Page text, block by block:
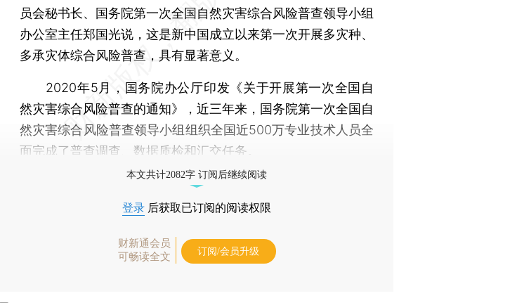
员会秘书长、国务院第一次全国自然灾害综合风险普查领导小组
办公室主任郑国光说，这是新中国成立以来第一次开展多灾种、
多承灾体综合风险普查，具有显著意义。
2020年5月，国务院办公厅印发《关于开展第一次全国自
然灾害综合风险普查的通知》，近三年来，国务院第一次全国自
然灾害综合风险普查领导小组组织全国近500万专业技术人员全
面完成了普查调查、数据质检和汇交任务。
本文共计2082字 订阅后继续阅读
登录 后获取已订阅的阅读权限
财新通会员
可畅读全文
订阅/会员升级